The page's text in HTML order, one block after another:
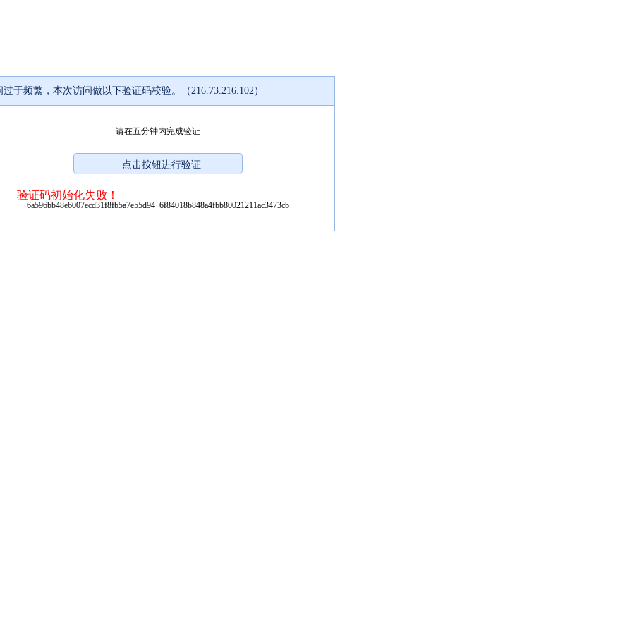
过于频繁，本次访问做以下验证码校验。（216.73.216.102）
请在五分钟内完成验证
验证码初始化失败！
6a596bb48e6007ecd31f8fb5a7e55d94_6f84018b848a4fbb80021211ac3473cb